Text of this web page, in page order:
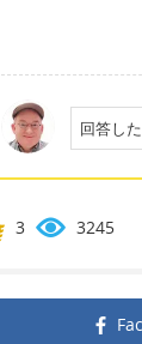
回答し
3 3245